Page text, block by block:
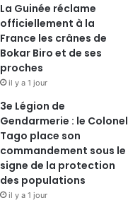
La Guinée réclame
officiellement à la
France les crânes de
Bokar Biro et de ses
proches
il y a 1 jour
3e Légion de
Gendarmerie : le Colonel
Tago place son
commandement sous le
signe de la protection
des populations
il y a 1 jour